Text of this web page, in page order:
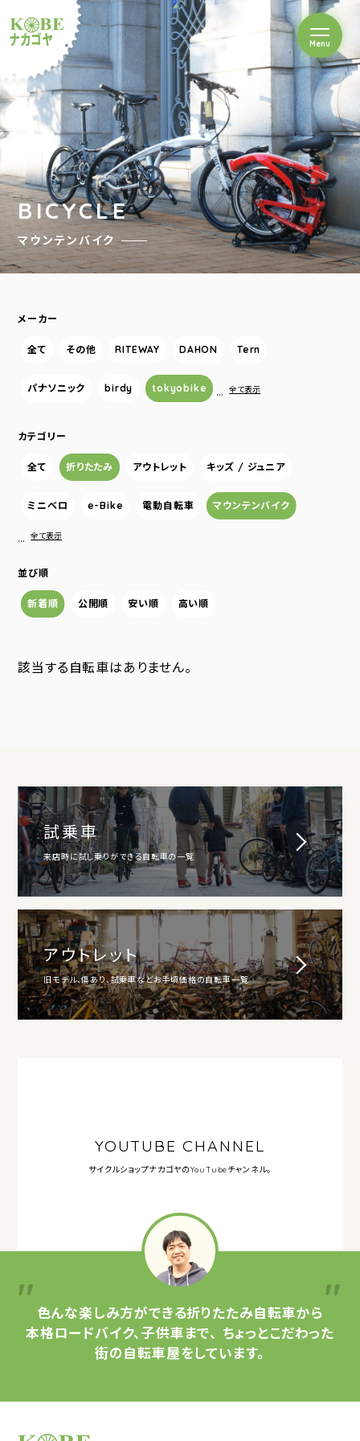
ルショップナカゴヤ
Menuを開閉
BICYCLE
マウンテンバイク
メーカー
全て その他 RITEWAY DAHON Tern
パナソニック birdy tokyobike … 全て表示
カテゴリー
全て 折りたたみ アウトレット キッズ / ジュニア
ミニベロ e-Bike 電動自転車 マウンテンバイク
… 全て表示
並び順
新着順 公開順 安い順 高い順
該当する自転車はありません。
試乗車
来店時に試し乗りができる自転車の一覧
アウトレット
旧モデル、傷あり、試乗車などお手頃価格の自転車一覧
YOUTUBE CHANNEL
サイクルショップナカゴヤのYouTubeチャンネル。
色んな楽しみ方ができる折りたたみ自転車から
本格ロードバイク、子供車まで、 ちょっとこだわった
街の自転車屋をしています。